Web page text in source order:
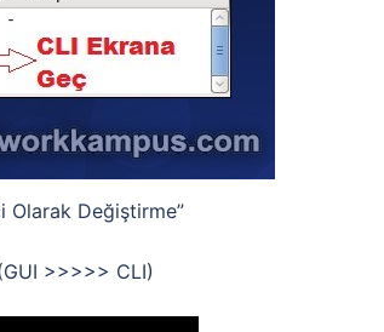
Olarak Değiştirme”
>>>>> CLI)